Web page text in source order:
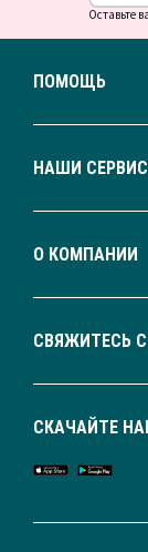
Оставьте
ПОМОЩЬ
НАШИ
О КОМПАНИИ
СВЯЖИТЕСЬ
СКАЧАЙТЕ